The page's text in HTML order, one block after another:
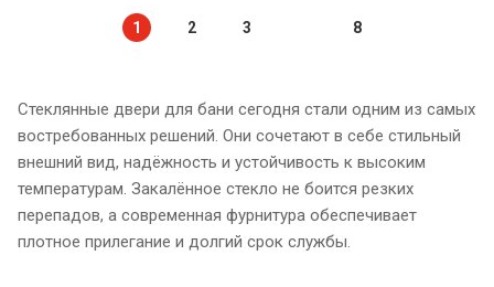
1 2 3 8
Стеклянные двери для бани сегодня стали одним из самых
востребованных решений. Они сочетают в себе стильный
внешний вид, надёжность и устойчивость к высоким
температурам. Закалённое стекло не боится резких
перепадов, а современная фурнитура обеспечивает
плотное прилегание и долгий срок службы.